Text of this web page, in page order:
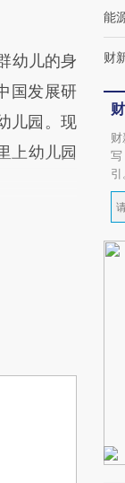
幼儿的身
国发展研
儿园。现
上幼儿园
能
财
写
引